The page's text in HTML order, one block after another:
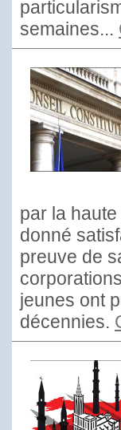
semaines...
par la
donné
preuve de
jeunes ont
décennies.